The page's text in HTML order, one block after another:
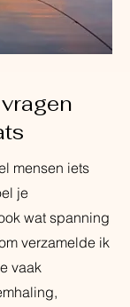
mensen iets
je
wat spanning
verzamelde ik
vaak